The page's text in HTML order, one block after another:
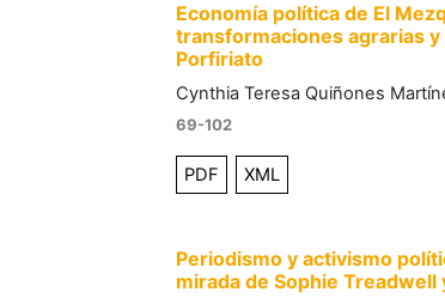
Economía política de El
transformaciones agrarias
Porfiriato
Cynthia Teresa Quiñones
69-102
PDF XML
Periodismo y activismo
mirada de Sophie